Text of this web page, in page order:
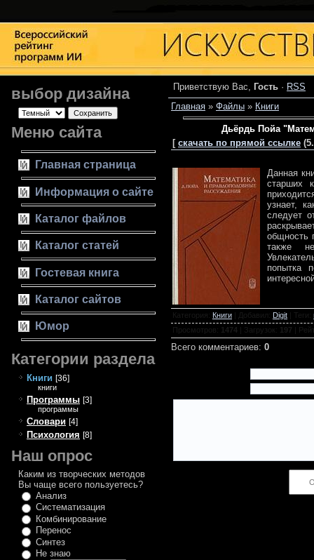
выбор дизайна
Меню сайта
Главная страница
Информация о сайте
Каталог файлов
Каталог статей
Гостевая книга
Каталог сайтов
Юмор
Категории раздела
Книги [36]
книги
Программы [3]
программы
Словари [4]
Психология [8]
Наш опрос
Каким из творческих методов
Вы чаще всего пользуетесь?
Анализ
Систематизация
Комбинирование
Перенос
Синтез
Не знаю
Приветствую Вас, Гость · RSS
Главная » Файлы » Книги
Дьёрдь Пойа
[ скачать по прямой ссылке
Данная
старших
узнает,
следует
общность
также
попытка
Категория: Книги Добавил : Digit :
Просмотров : 1474 Загрузок : 197
Всего комментариев: 0